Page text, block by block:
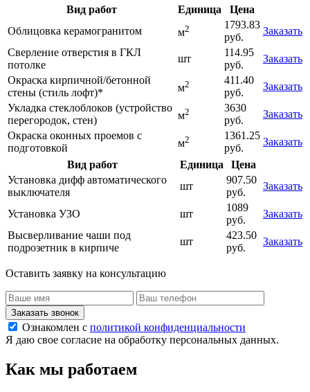
Вид работ
Единица
Цена
Облицовка керамогранитом
м2
1793.83
руб.
Заказать
Сверление отверстия в ГКЛ
потолке
шт
114.95
руб.
Заказать
Окраска кирпичной/бетонной
стены (стиль лофт)*
м2
411.40
руб.
Заказать
Укладка стеклоблоков (устройство
перегородок, стен)
м2
3630
руб.
Заказать
Окраска оконных проемов с
подготовкой
м2
1361.25
руб.
Заказать
Вид работ
Единица
Цена
Установка дифф автоматического
выключателя
шт
907.50
руб.
Заказать
Установка УЗО шт
1089
руб.
Заказать
Высверливание чаши под
подрозетник в кирпиче
шт
423.50
руб.
Заказать
Оставить заявку на консультацию
Заказать звонок
Ознакомлен с политикой конфиденциальности
Я даю свое согласие на обработку персональных данных.
Как мы работаем